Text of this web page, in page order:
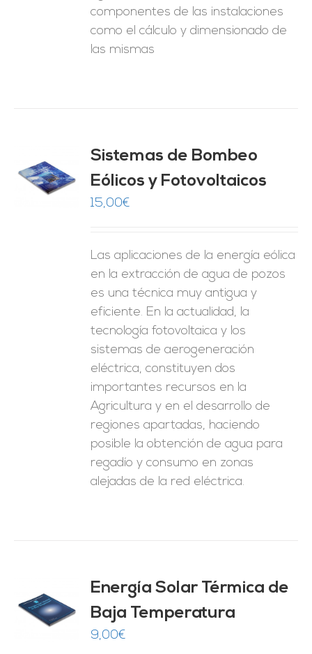
componentes de las instalaciones
como el cálculo y dimensionado de
las mismas
Sistemas de Bombeo
Eólicos y Fotovoltaicos
15,00€
Las aplicaciones de la energía eólica
en la extracción de agua de pozos
es una técnica muy antigua y
eficiente. En la actualidad, la
tecnología fotovoltaica y los
sistemas de aerogeneración
eléctrica, constituyen dos
importantes recursos en la
Agricultura y en el desarrollo de
regiones apartadas, haciendo
posible la obtención de agua para
regadío y consumo en zonas
alejadas de la red eléctrica.
Energía Solar Térmica de
Baja Temperatura
9,00€